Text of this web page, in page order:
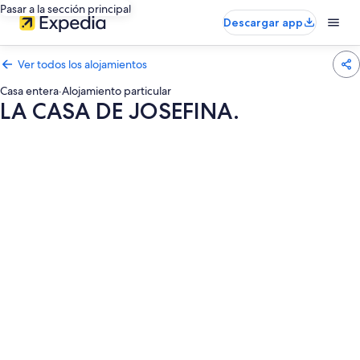
Pasar a la sección principal
Descargar app
Ver todos los alojamientos
Casa entera·Alojamiento particular
LA CASA DE JOSEFINA.